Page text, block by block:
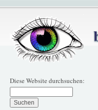
Diese Website durchsuchen: